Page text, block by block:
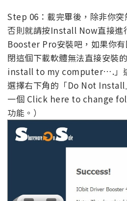
Step 06：載完畢後，除非你突
否則就請按Install Now直接
Booster Pro安裝吧，如果你
閉這個下載軟體無法直接安裝
install to my computer….」
選擇右下角的「Do Not Install
一個 Click here to change
功能。）